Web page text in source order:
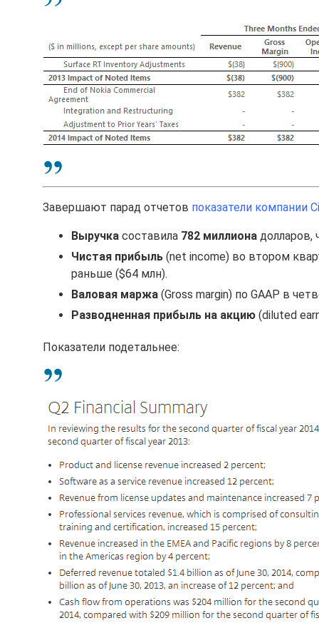
Завершают парад отчетов показатели компании
Выручка составила 782 миллиона долларов,
Чистая прибыль (net income) во втором
раньше ($64 млн).
Валовая маржа (Gross margin) по GAAP в
Разводненная прибыль на акцию (diluted
Показатели подетальнее: